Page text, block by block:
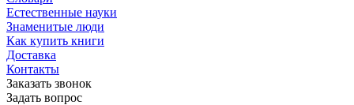
Естественные науки
Знаменитые люди
Как купить книги
Доставка
Контакты
Заказать звонок
Задать вопрос